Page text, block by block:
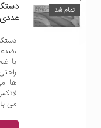
تمام شد
عددی
با
ها
می